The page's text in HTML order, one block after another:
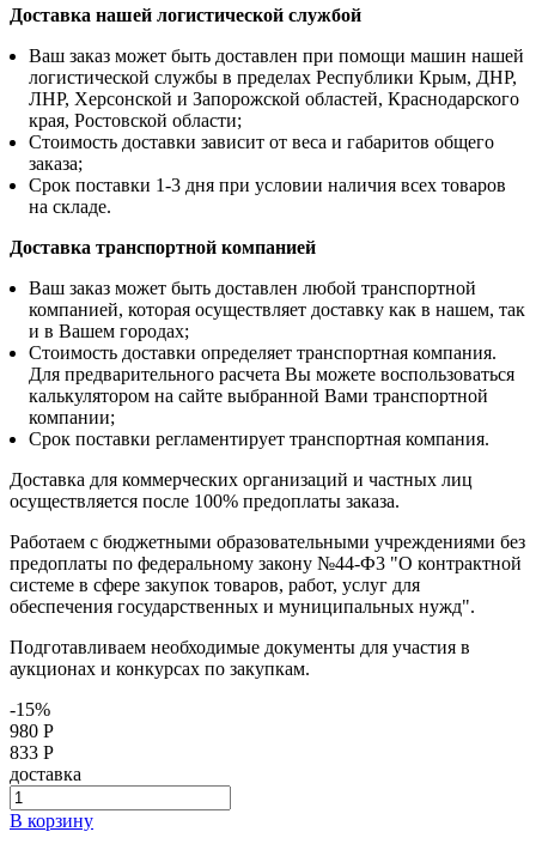
Доставка нашей логистической службой
Ваш заказ может быть доставлен при помощи машин нашей
логистической службы в пределах Республики Крым, ДНР,
ЛНР, Херсонской и Запорожской областей, Краснодарского
края, Ростовской области;
Стоимость доставки зависит от веса и габаритов общего
заказа;
Срок поставки 1-3 дня при условии наличия всех товаров
на складе.
Доставка транспортной компанией
Ваш заказ может быть доставлен любой транспортной
компанией, которая осуществляет доставку как в нашем, так
и в Вашем городах;
Стоимость доставки определяет транспортная компания.
Для предварительного расчета Вы можете воспользоваться
калькулятором на сайте выбранной Вами транспортной
компании;
Срок поставки регламентирует транспортная компания.
Доставка для коммерческих организаций и частных лиц
осуществляется после 100% предоплаты заказа.
Работаем с бюджетными образовательными учреждениями без
предоплаты по федеральному закону №44-Ф3 "О контрактной
системе в сфере закупок товаров, работ, услуг для
обеспечения государственных и муниципальных нужд".
Подготавливаем необходимые документы для участия в
аукционах и конкурсах по закупкам.
-15%
980 Р
833 Р
доставка
В корзину